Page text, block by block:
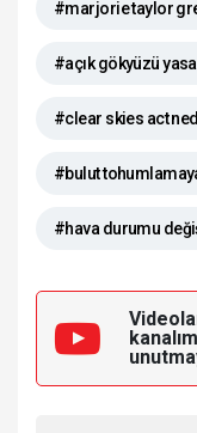
#marjorie taylor
#açık gökyüzü
#clear skies act
#bulut
#hava durumu